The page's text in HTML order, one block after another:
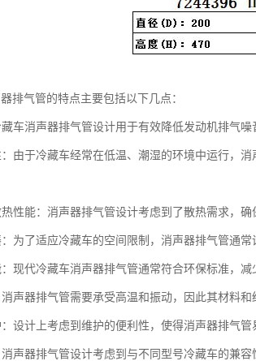
排气管的特点主要包括以下几点：
车消声器排气管设计用于有效降低发动机排气
由于冷藏车经常在低温、潮湿的环境中运行，
性能：消声器排气管设计考虑到了散热需求，确
为了适应冷藏车的空间限制，消声器排气管通常
现代冷藏车消声器排气管通常符合环保标准，
声器排气管需要承受高温和振动，因此其材料
设计上考虑到维护的便利性，使得消声器排气管
声器排气管设计考虑到与不同型号冷藏车的兼容